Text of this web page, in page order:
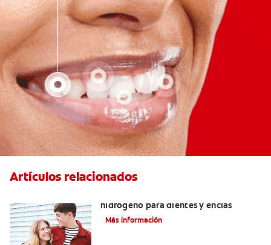
Artículos relacionados
hidrógeno para dientes y encías
Más información